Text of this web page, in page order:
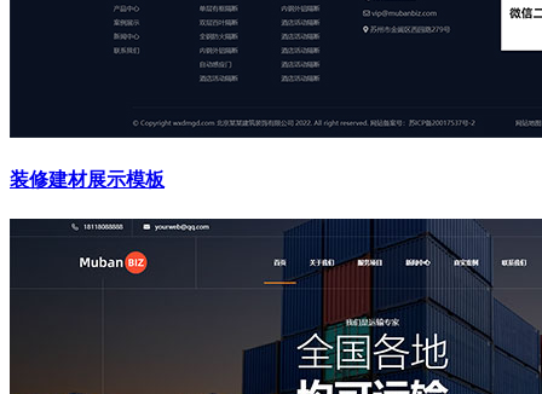
装修建材展示模板